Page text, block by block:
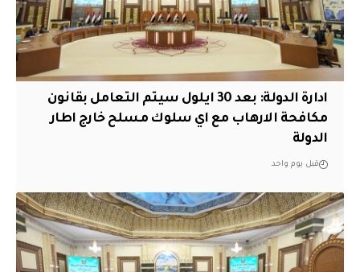
ادارة الدولة: بعد 30 ايلول سيتم التعامل بقانون
مكافحة الارهاب مع اي سلوك مسلح خارج اطار
الدولة
قبل يوم واحد